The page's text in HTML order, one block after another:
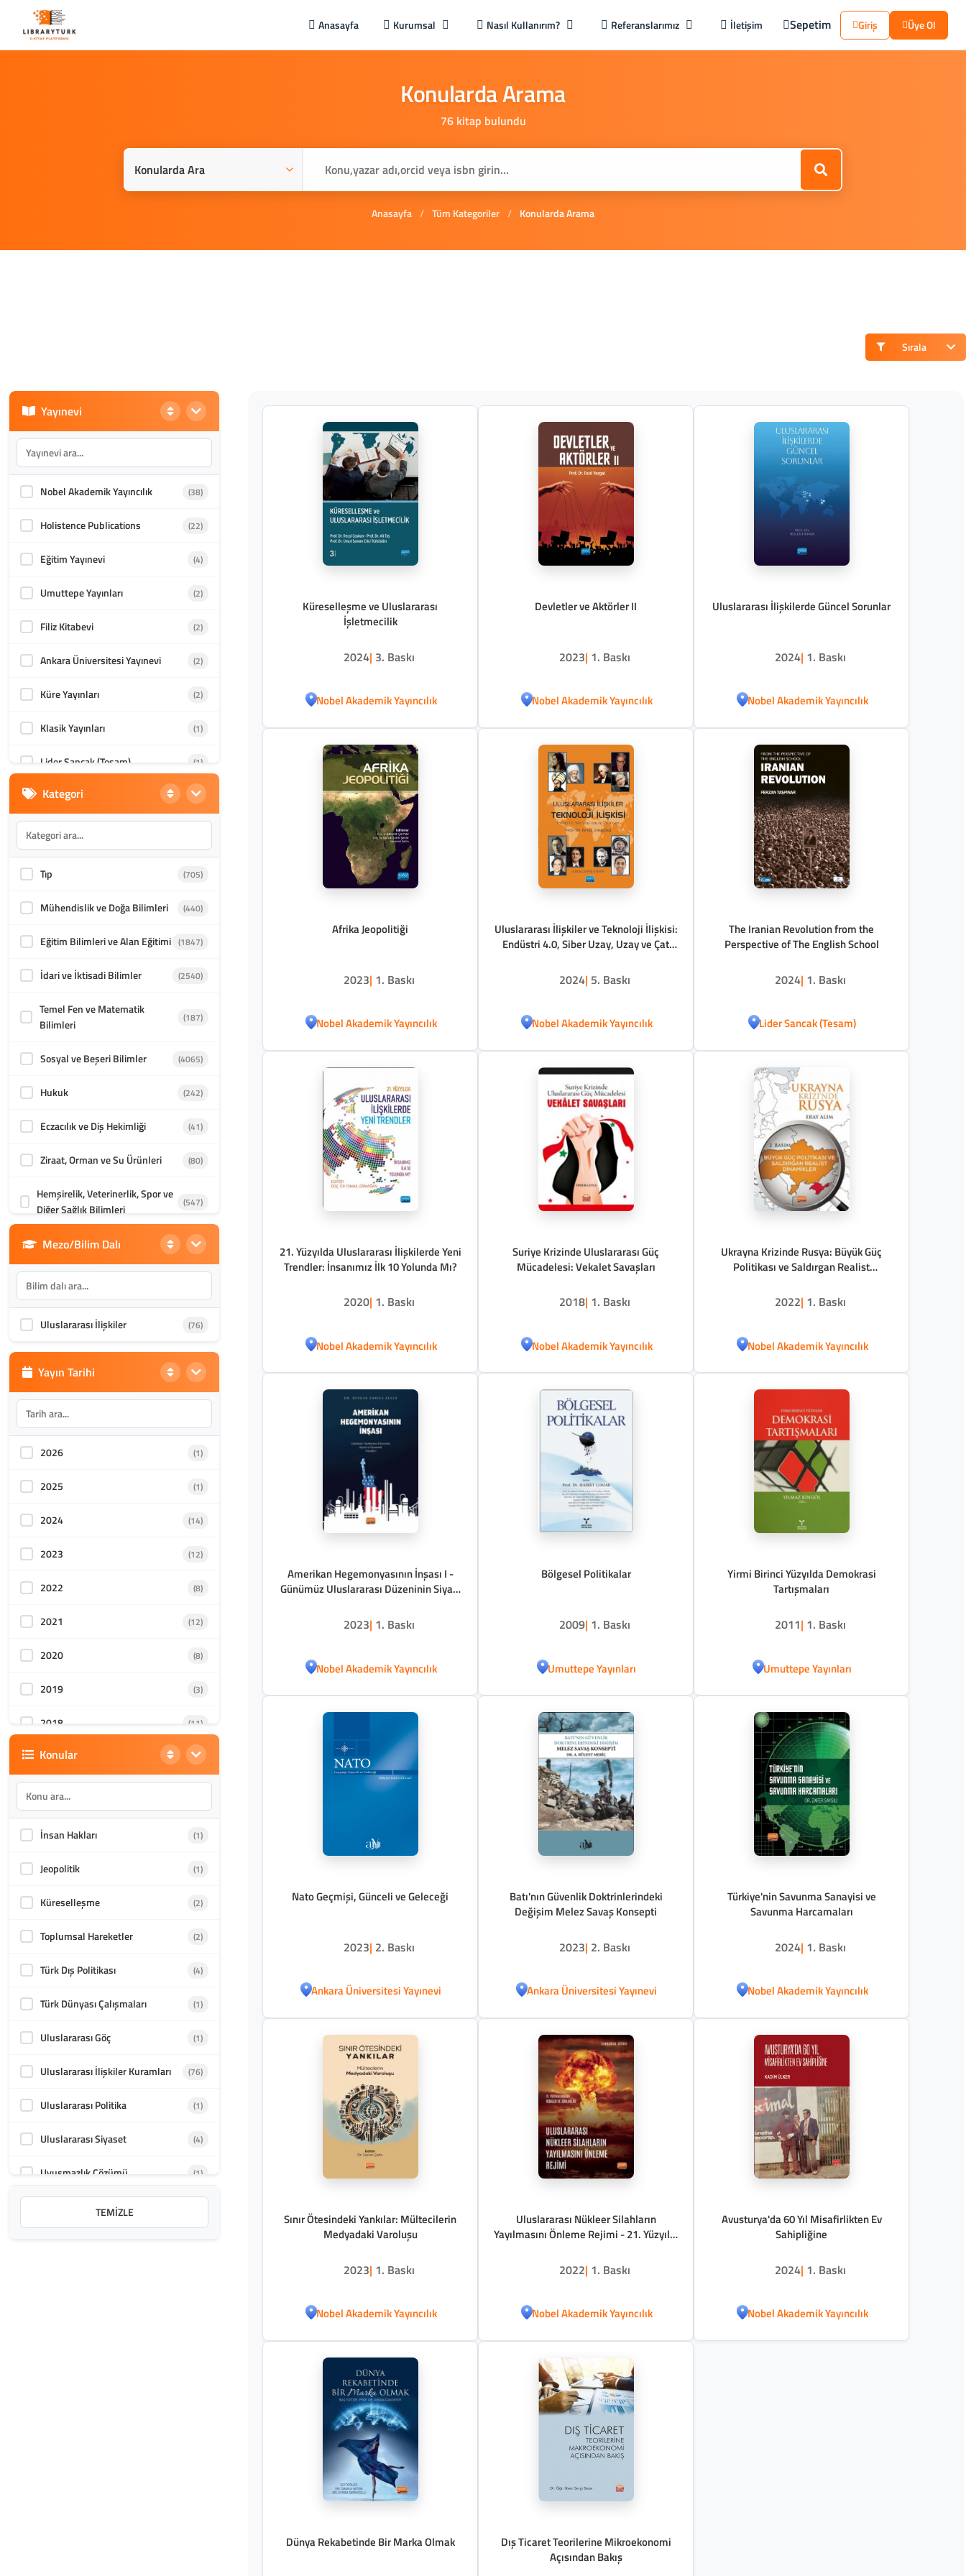
Anasayfa Kurumsal Nasıl Kullanırım? Referanslarımız İletişim Sepetim Giriş Üye Ol
KonulardaArama
76 kitap bulundu
Anasayfa / Tüm Kategoriler / Konularda Arama
Sırala
Yayınevi
Nobel Akademik Yayıncılık (38)
Holistence Publications (22)
Eğitim Yayınevi (4)
Umuttepe Yayınları (2)
Filiz Kitabevi (2)
Ankara Üniversitesi Yayınevi (2)
Küre Yayınları (2)
Klasik Yayınları (1)
Lider Sancak (Tesam) (1)
Liberte Yayınları (1)
Çizgi Kitabevi
Kategori
Tıp (705)
Mühendislik ve Doğa Bilimleri (440)
Eğitim Bilimleri ve Alan Eğitimi (1847)
İdari ve İktisadi Bilimler (2540)
Temel Fen ve Matematik
Bilimleri
(187)
Sosyal ve Beşeri Bilimler (4065)
Hukuk (242)
Eczacılık ve Diş Hekimliği (41)
Ziraat, Orman ve Su Ürünleri (80)
Hemşirelik, Veterinerlik, Spor ve
Diğer Sağlık Bilimleri
(547)
Din Bilimleri (1986)
İletişim, Mimarlık ve Güzel
Sanatlar
Akademik Kültür (1588)
Mezo/Bilim Dalı
Uluslararası İlişkiler (76)
Yayın Tarihi
2026 (1)
2025 (1)
2024 (14)
2023 (12)
2022 (8)
2021 (12)
2020 (8)
2019 (3)
2018 (11)
2017 (3)
Konular
İnsan Hakları (1)
Jeopolitik (1)
Küreselleşme (2)
Toplumsal Hareketler (2)
Türk Dış Politikası (4)
Türk Dünyası Çalışmaları (1)
Uluslararası Göç (1)
Uluslararası İlişkiler Kuramları (76)
Uluslararası Politika (1)
Uluslararası Siyaset (4)
Uyuşmazlık Çözümü (1)
TEMIZLE
Küreselleşme ve Uluslararası
İşletmecilik
2024| 3. Baskı
Nobel Akademik Yayıncılık
Devletler ve Aktörler II
2023| 1. Baskı
Nobel Akademik Yayıncılık
Uluslararası İlişkilerde Güncel Sorunlar
2024| 1. Baskı
Nobel Akademik Yayıncılık
Afrika Jeopolitiği
2023| 1. Baskı
Nobel Akademik Yayıncılık
Uluslararası İlişkiler ve Teknoloji İlişkisi:
Endüstri 4.0, Siber Uzay, Uzay ve Çat
2024| 5. Baskı
Nobel Akademik Yayıncılık
The Iranian Revolution from the
Perspective of The English School
2024| 1. Baskı
Lider Sancak (Tesam)
21. Yüzyılda Uluslararası İlişkilerde Yeni
Trendler: İnsanımız İlk 10 Yolunda Mı?
2020| 1. Baskı
Nobel Akademik Yayıncılık
Suriye Krizinde Uluslararası Güç
Mücadelesi: Vekalet Savaşları
2018| 1. Baskı
Nobel Akademik Yayıncılık
Ukrayna Krizinde Rusya: Büyük Güç
Politikası ve Saldırgan Realist
2022| 1. Baskı
Nobel Akademik Yayıncılık
Amerikan Hegemonyasının İnşası I -
Günümüz Uluslararası Düzeninin Siyasi
2023| 1. Baskı
Nobel Akademik Yayıncılık
Bölgesel Politikalar
2009| 1. Baskı
Umuttepe Yayınları
Yirmi Birinci Yüzyılda Demokrasi
Tartışmaları
2011| 1. Baskı
Umuttepe Yayınları
Nato Geçmişi, Günceli ve Geleceği
2023| 2. Baskı
Ankara Üniversitesi Yayınevi
Batı'nın Güvenlik Doktrinlerindeki
Değişim Melez Savaş Konsepti
2023| 2. Baskı
Ankara Üniversitesi Yayınevi
Türkiye'nin Savunma Sanayisi ve
Savunma Harcamaları
2024| 1. Baskı
Nobel Akademik Yayıncılık
Sınır Ötesindeki Yankılar: Mültecilerin
Medyadaki Varoluşu
2023| 1. Baskı
Nobel Akademik Yayıncılık
Uluslararası Nükleer Silahların
Yayılmasını Önleme Rejimi - 21. Yüzyılın
2022| 1. Baskı
Nobel Akademik Yayıncılık
Avusturya'da 60 Yıl Misafirlikten Ev
Sahipliğine
2024| 1. Baskı
Nobel Akademik Yayıncılık
Dünya Rekabetinde Bir Marka Olmak
Dış Ticaret Teorilerine Mikroekonomi
Açısından Bakış